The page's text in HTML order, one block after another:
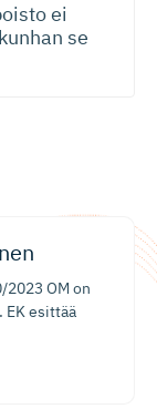
ei
se
OM on
EK esittää